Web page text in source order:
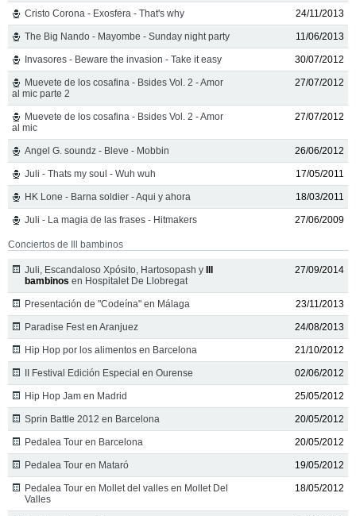
Cristo Corona - Exosfera - That's why 24/11/2013
The Big Nando - Mayombe - Sunday night party 11/06/2013
Invasores - Beware the invasion - Take it easy 30/07/2012
Muevete de los cosafina - Bsides Vol. 2 - Amor
al mic parte 2
27/07/2012
Muevete de los cosafina - Bsides Vol. 2 - Amor
al mic
27/07/2012
Angel G. soundz - Bleve - Mobbin 26/06/2012
Juli - Thats my soul - Wuh wuh 17/05/2011
HK Lone - Barna soldier - Aqui y ahora 18/03/2011
Juli - La magia de las frases - Hitmakers 27/06/2009
Conciertos de Ill bambinos
Juli, Escandaloso Xpósito, Hartosopash y
bambinos en Hospitalet De Llobregat
27/09/2014
Presentación de "Codeína" en Málaga 23/11/2013
Paradise Fest en Aranjuez 24/08/2013
Hip Hop por los alimentos en Barcelona 21/10/2012
II Festival Edición Especial en Ourense 02/06/2012
Hip Hop Jam en Madrid 25/05/2012
Sprin Battle 2012 en Barcelona 20/05/2012
Pedalea Tour en Barcelona 20/05/2012
Pedalea Tour en Mataró 19/05/2012
Pedalea Tour en Mollet del valles en Mollet Del
Valles
18/05/2012